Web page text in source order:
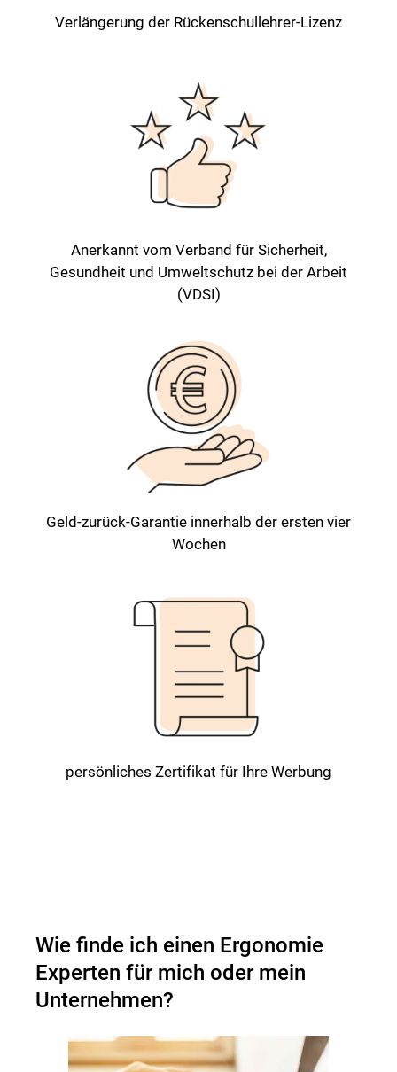
Verlängerung der Rückenschullehrer-Lizenz
Anerkannt vom Verband für Sicherheit,
Gesundheit und Umweltschutz bei der Arbeit
(VDSI)
Geld-zurück-Garantie innerhalb der ersten vier
Wochen
persönliches Zertifikat für Ihre Werbung
Wie finde ich einen Ergonomie
Experten für mich oder mein
Unternehmen?